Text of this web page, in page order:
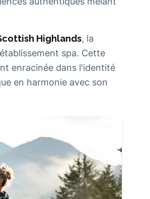
Highlands, la
spa. Cette
enracinée dans l'identité
en harmonie avec son